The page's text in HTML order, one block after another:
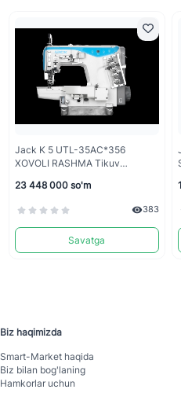
Jack K 5 UTL-35AC*356
XOVOLI RASHMA Tikuv
23 448 000 so'm
383
Savatga
Biz haqimizda
Smart-Mаrket haqida
Biz bilan bog'laning
Hamkorlar uchun